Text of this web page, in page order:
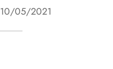
10/05/2021